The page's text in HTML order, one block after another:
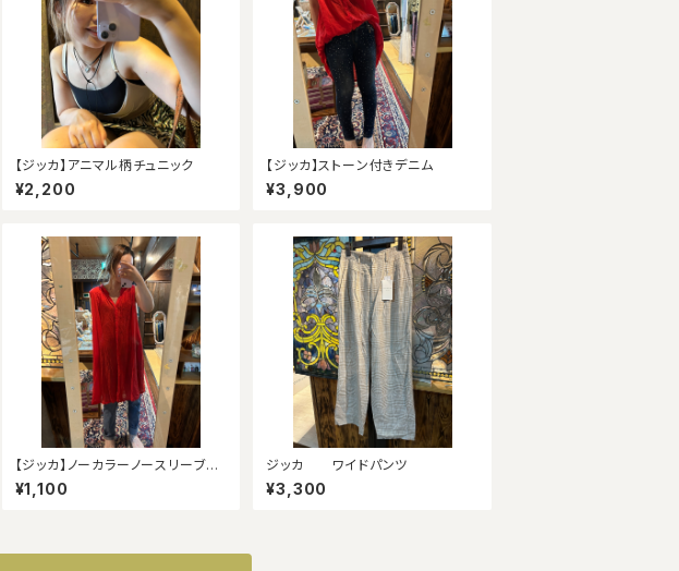
【ジッカ】アニマル柄チュニック
¥2,200
【ジッカ】ストーン付きデニム
¥3,900
【ジッカ】ノーカラーノースリーブシ
ャツ
¥1,100
ジッカ ワイドパンツ
¥3,300